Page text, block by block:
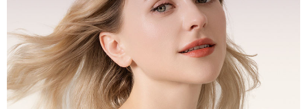
每筆NT$68，滿NT$699(含以上)免運費
宅配
每筆NT$85，滿NT$699(含以上)免運費